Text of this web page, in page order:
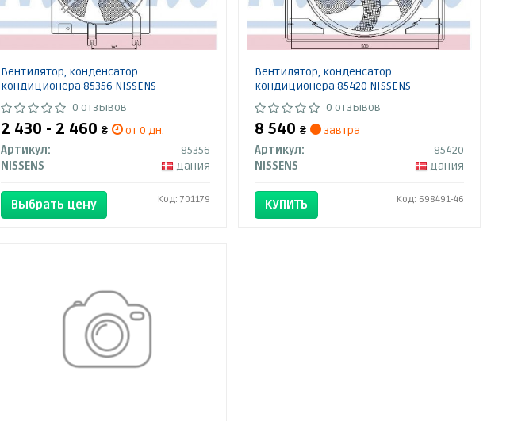
Вентилятор, конденсатор
кондиционера 85356 NISSENS
0 отзывов
2 430 - 2 460₴
от 0 дн.
Артикул:
85356
NISSENS
Дания
Выбрать цену Код: 701179
Вентилятор, конденсатор
кондиционера 85420 NISSENS
0 отзывов
8 540₴
завтра
Артикул:
85420
NISSENS
Дания
КУПИТЬ Код: 698491-46